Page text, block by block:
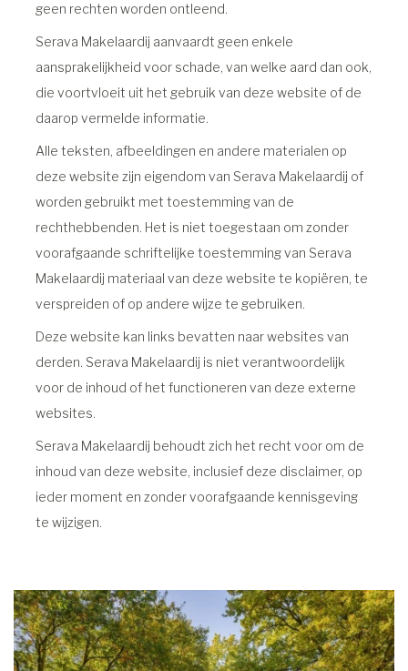
geen rechten worden ontleend.
Serava Makelaardij aanvaardt geen enkele
aansprakelijkheid voor schade, van welke aard dan ook,
die voortvloeit uit het gebruik van deze website of de
daarop vermelde informatie.
Alle teksten, afbeeldingen en andere materialen op
deze website zijn eigendom van Serava Makelaardij of
worden gebruikt met toestemming van de
rechthebbenden. Het is niet toegestaan om zonder
voorafgaande schriftelijke toestemming van Serava
Makelaardij materiaal van deze website te kopiëren, te
verspreiden of op andere wijze te gebruiken.
Deze website kan links bevatten naar websites van
derden. Serava Makelaardij is niet verantwoordelijk
voor de inhoud of het functioneren van deze externe
websites.
Serava Makelaardij behoudt zich het recht voor om de
inhoud van deze website, inclusief deze disclaimer, op
ieder moment en zonder voorafgaande kennisgeving
te wijzigen.